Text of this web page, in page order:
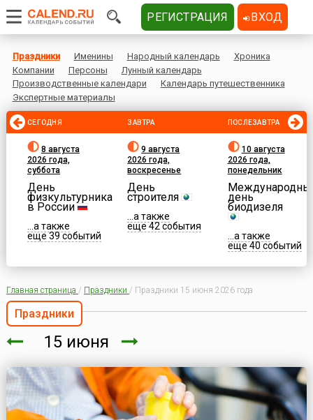
Праздники Именины Народный календарь
Хроника
Компании
Персоны
Лунный календарь
Производственные календари
Календарь путешественника
Экспертные материалы
СЕГОДНЯ
8 августа
2026 года,
суббота
День
физкультурника
в России
...а также
еще 39 событий
ЗАВТРА
9 августа
2026 года,
воскресенье
День
строителя
...а также
еще 42 события
ПОСЛЕЗАВТРА
10 августа
2026 года,
понедельник
день
биодизеля
...а также
еще 40 событий
Главная страница / Праздники / Праздники 15 июня 2026 года
Праздники
15 июня
РЕГИСТРАЦИЯ ВХОД